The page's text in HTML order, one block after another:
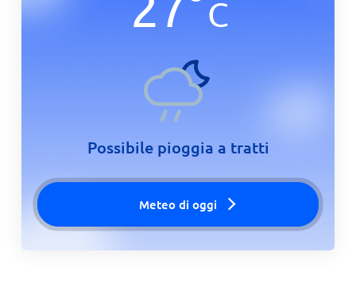
C
Possibile pioggia a tratti
Meteo di oggi